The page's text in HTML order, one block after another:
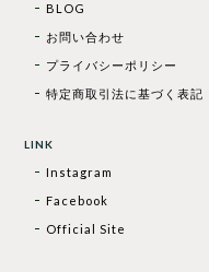
BLOG
お問い合わせ
プライバシーポリシー
特定商取引法に基づく表記
LINK
Instagram
Facebook
Official Site